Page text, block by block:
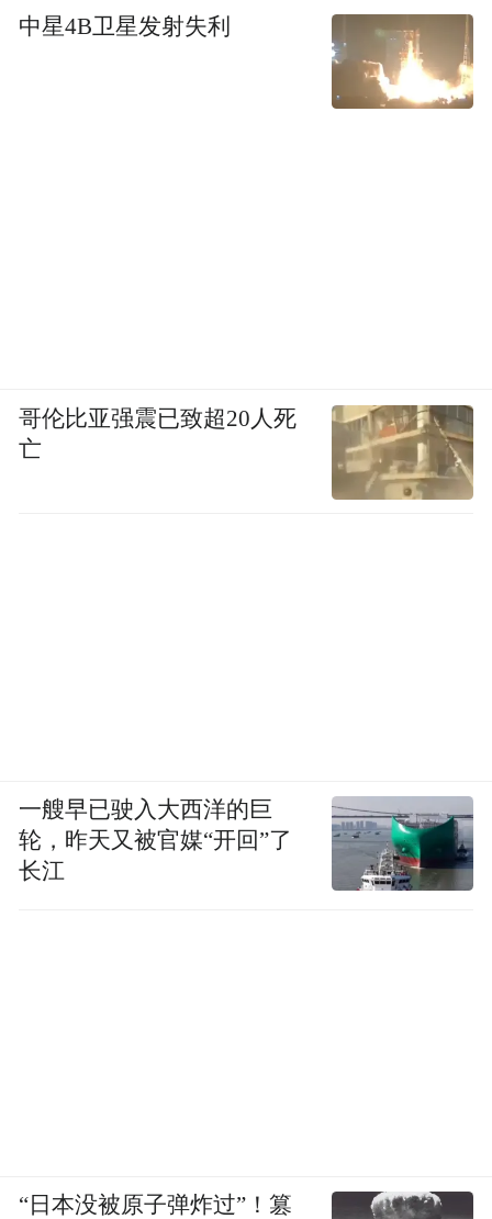
中星4B卫星发射失利
哥伦比亚强震已致超20人死
亡
一艘早已驶入大西洋的巨
轮，昨天又被官媒“开回”了
长江
“日本没被原子弹炸过”！篡